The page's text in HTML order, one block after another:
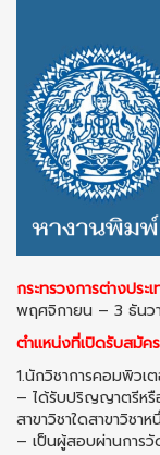
กระทรวงการต่างประ
พฤศจิกายน – 3 ธันว
ตำแหน่งที่เปิดรับสมัคร
1.นักวิชาการคอมพิว
– ได้รับปริญญาตรีหรื
สาขาวิชาใดสาขาวิช
– เป็นผู้สอบผ่านการ